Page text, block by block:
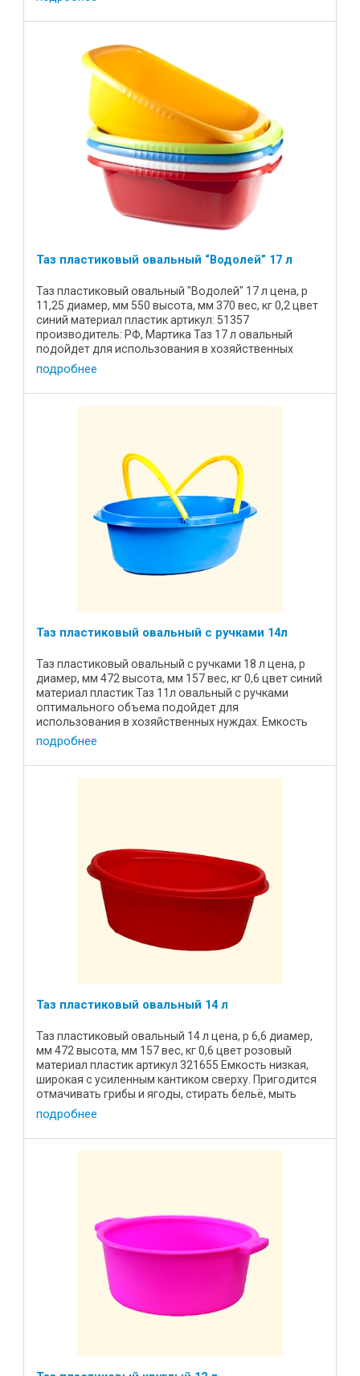
Таз пластиковый овальный “Водолей” 17 л
Таз пластиковый овальный "Водолей" 17 л цена, р
11,25 диамер, мм 550 высота, мм 370 вес, кг 0,2 цвет
синий материал пластик артикул: 51357
производитель: РФ, Мартика Таз 17 л овальный
подойдет для использования в хозяйственных
нуждах для кухни и ...
подробнее
Таз пластиковый овальный с ручками 14л
Таз пластиковый овальный с ручками 18 л цена, р
диамер, мм 472 высота, мм 157 вес, кг 0,6 цвет синий
материал пластик Таз 11л овальный с ручками
оптимального объема подойдет для
использования в хозяйственных нуждах. Емкость
удобной формы, ...
подробнее
Таз пластиковый овальный 14 л
Таз пластиковый овальный 14 л цена, р 6,6 диамер,
мм 472 высота, мм 157 вес, кг 0,6 цвет розовый
материал пластик артикул 321655 Емкость низкая,
широкая с усиленным кантиком сверху. Пригодится
отмачивать грибы и ягоды, стирать бельё, мыть
полы, ...
подробнее